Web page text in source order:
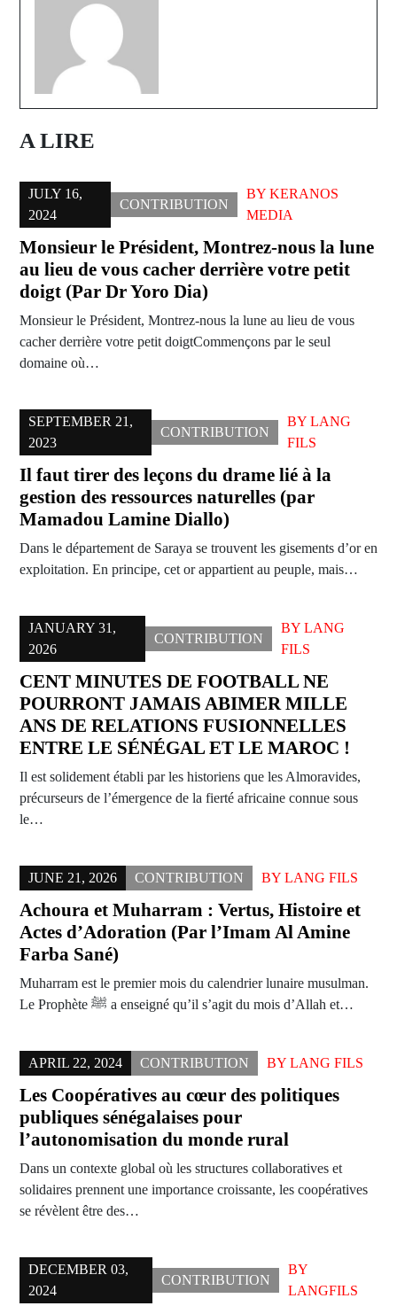
A LIRE
JULY 16,
2024
CONTRIBUTION
BYKERANOS
MEDIA
Monsieur le Président, Montrez-nous la lune
au lieu de vous cacher derrière votre petit
doigt (Par Dr Yoro Dia)
Monsieur le Président, Montrez-nous la lune au lieu de vous
cacher derrière votre petit doigtCommençons par le seul
domaine où…
SEPTEMBER 21,
2023
CONTRIBUTION
BYLANG
FILS
Il faut tirer des leçons du drame lié à la
gestion des ressources naturelles (par
Mamadou Lamine Diallo)
Dans le département de Saraya se trouvent les gisements d’or en
exploitation. En principe, cet or appartient au peuple, mais…
JANUARY 31,
2026
CONTRIBUTION
BYLANG
FILS
CENT MINUTES DE FOOTBALL NE
POURRONT JAMAIS ABIMER MILLE
ANS DE RELATIONS FUSIONNELLES
ENTRE LE SÉNÉGAL ET LE MAROC !
Il est solidement établi par les historiens que les Almoravides,
précurseurs de l’émergence de la fierté africaine connue sous
le…
JUNE 21, 2026 CONTRIBUTION BY LANG FILS
Achoura et Muharram : Vertus, Histoire et
Actes d’Adoration (Par l’Imam Al Amine
Farba Sané)
Muharram est le premier mois du calendrier lunaire musulman.
Le Prophète ﷺ a enseigné qu’il s’agit du mois d’Allah et…
APRIL 22, 2024 CONTRIBUTION BY LANG FILS
Les Coopératives au cœur des politiques
publiques sénégalaises pour
l’autonomisation du monde rural
Dans un contexte global où les structures collaboratives et
solidaires prennent une importance croissante, les coopératives
se révèlent être des…
DECEMBER 03,
2024
CONTRIBUTION
BY
LANGFILS